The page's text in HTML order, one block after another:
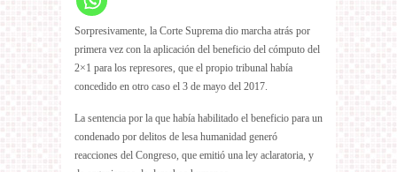
Sorpresivamente, la Corte Suprema dio marcha atrás por
primera vez con la aplicación del beneficio del cómputo del
2×1 para los represores, que el propio tribunal había
concedido en otro caso el 3 de mayo del 2017.
La sentencia por la que había habilitado el beneficio para un
condenado por delitos de lesa humanidad generó
reacciones del Congreso, que emitió una ley aclaratoria, y